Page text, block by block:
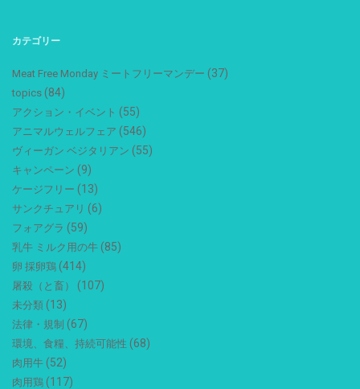
カテゴリー
Meat Free Monday ミートフリーマンデー (37)
topics (84)
アクション・イベント (55)
アニマルウェルフェア (546)
ヴィーガン ベジタリアン (55)
キャンペーン (9)
ケージフリー (13)
サンクチュアリ (6)
フォアグラ (59)
乳牛 ミルク用の牛 (85)
卵 採卵鶏 (414)
屠殺（と畜） (107)
未分類 (13)
法律・規制 (67)
環境、食糧、持続可能性 (68)
肉用牛 (52)
肉用鶏 (117)